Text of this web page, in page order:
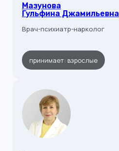
Мазунова
Гульфина Джамильевна
Врач-психиатр-нарколог
принимает: взрослые